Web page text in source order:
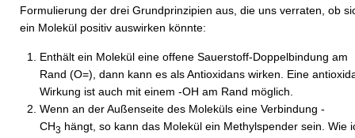
Formulierung der drei Grundprinzipien aus, die uns verraten, ob
ein Molekül positiv auswirken könnte:
Enthält ein Molekül eine offene Sauerstoff-Doppel­bindung am
Rand (O=), dann kann es als Antioxidans wirken. Eine
Wirkung ist auch mit einem -OH am Rand möglich.
Wenn an der Außenseite des Moleküls eine Verbindung -
CH3 hängt, so kann das Molekül ein Methylspender sein. Wie